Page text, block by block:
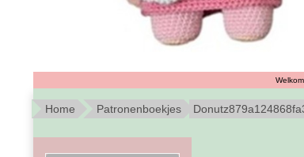
Home Patronenboekjes